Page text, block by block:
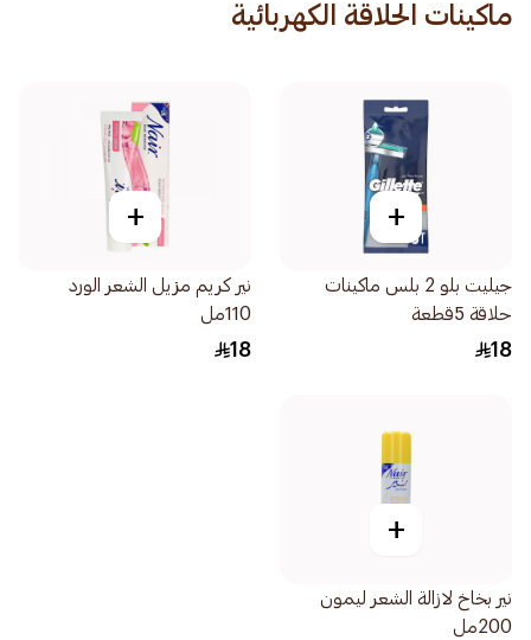
ماكينات الحلاقة الكهربائية
+
جيليت بلو 2 بلس ماكينات
حلاقة 5قطعة
18
+
نير كريم مزيل الشعر الورد
110مل
18
+
نير بخاخ لازالة الشعر ليمون
200مل